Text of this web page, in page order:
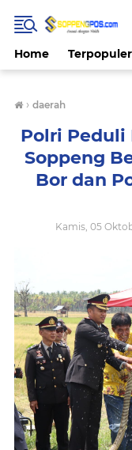
Home Terpopuler
› daerah
Polri Peduli
Soppeng
Bor dan
Kamis, 05